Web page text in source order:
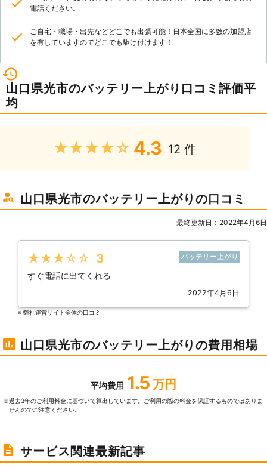
電話ください。
ご自宅・職場・出先などどこでも出張可能！日本全国に多数の加盟店
を有していますのでどこでも駆け付けます！
山口県光市のバッテリー上がり口コミ評価平
均
★★★★★ 4.3 12 件
山口県光市のバッテリー上がりの口コミ
最終更新日：2022年4月6日
★★★★★ 3 バッテリー上がり
すぐ電話に出てくれる
2022年4月6日
※ 弊社運営サイト全体の⼝コミ
山口県光市のバッテリー上がりの費用相場
平均費用 1.5 万円
※過去3年のご利⽤料⾦に基づいて算出しています。ご利⽤の際の料⾦を保証するものではありま
せんのでご注意ください。
サービス関連最新記事